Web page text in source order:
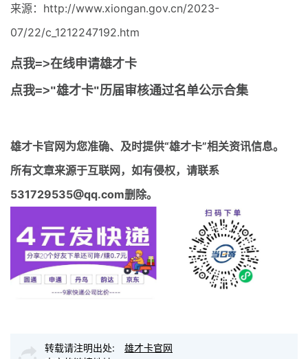
来源：http://www.xiongan.gov.cn/2023-
07/22/c_1212247192.htm
点我=>在线申请雄才卡
点我=>"雄才卡"历届审核通过名单公示合集
雄才卡官网为您准确、及时提供“雄才卡”相关资讯信息。
所有文章来源于互联网，如有侵权，请联系
531729535@qq.com删除。
转载请注明出处:
雄才卡官网